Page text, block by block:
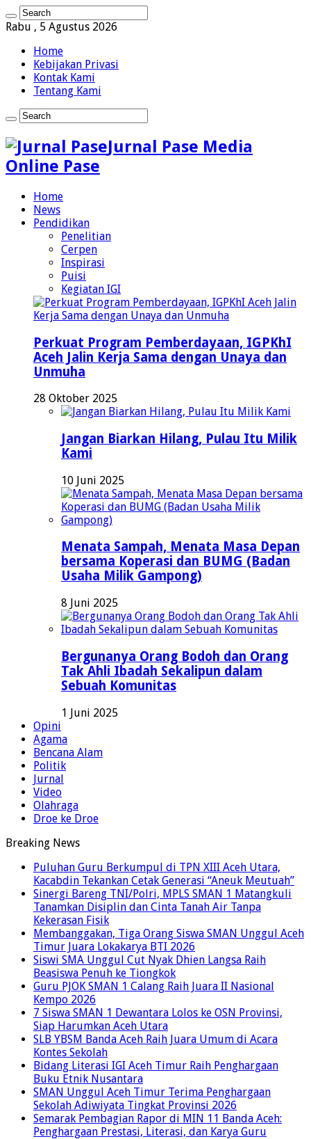
Rabu , 5 Agustus 2026
Home
Kebijakan Privasi
Kontak Kami
Tentang Kami
Jurnal Pase Media
Online Pase
Home
News
Pendidikan
Penelitian
Cerpen
Inspirasi
Puisi
Kegiatan IGI
Perkuat Program Pemberdayaan, IGPKhI
Aceh Jalin Kerja Sama dengan Unaya dan
Unmuha
28 Oktober 2025
Jangan Biarkan Hilang, Pulau Itu Milik
Kami
10 Juni 2025
Menata Sampah, Menata Masa Depan
bersama Koperasi dan BUMG (Badan
Usaha Milik Gampong)
8 Juni 2025
Bergunanya Orang Bodoh dan Orang
Tak Ahli Ibadah Sekalipun dalam
Sebuah Komunitas
1 Juni 2025
Opini
Agama
Bencana Alam
Politik
Jurnal
Video
Olahraga
Droe ke Droe
Breaking News
Puluhan Guru Berkumpul di TPN XIII Aceh Utara,
Kacabdin Tekankan Cetak Generasi “Aneuk Meutuah”
Sinergi Bareng TNI/Polri, MPLS SMAN 1 Matangkuli
Tanamkan Disiplin dan Cinta Tanah Air Tanpa
Kekerasan Fisik
Membanggakan, Tiga Orang Siswa SMAN Unggul Aceh
Timur Juara Lokakarya BTI 2026
Siswi SMA Unggul Cut Nyak Dhien Langsa Raih
Beasiswa Penuh ke Tiongkok
Guru PJOK SMAN 1 Calang Raih Juara II Nasional
Kempo 2026
7 Siswa SMAN 1 Dewantara Lolos ke OSN Provinsi,
Siap Harumkan Aceh Utara
SLB YBSM Banda Aceh Raih Juara Umum di Acara
Kontes Sekolah
Bidang Literasi IGI Aceh Timur Raih Penghargaan
Buku Etnik Nusantara
SMAN Unggul Aceh Timur Terima Penghargaan
Sekolah Adiwiyata Tingkat Provinsi 2026
Semarak Pembagian Rapor di MIN 11 Banda Aceh:
Penghargaan Prestasi, Literasi, dan Karya Guru